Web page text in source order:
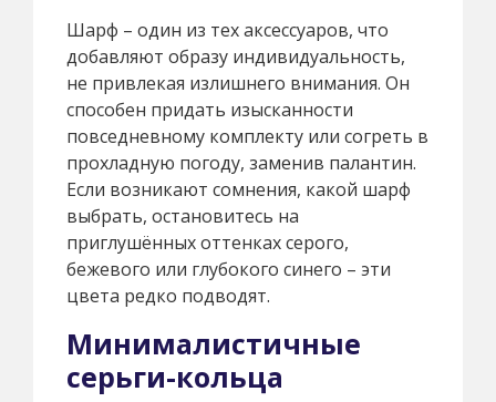
Шарф – один из тех аксессуаров, что
добавляют образу индивидуальность,
не привлекая излишнего внимания. Он
способен придать изысканности
повседневному комплекту или согреть в
прохладную погоду, заменив палантин.
Если возникают сомнения, какой шарф
выбрать, остановитесь на
приглушённых оттенках серого,
бежевого или глубокого синего – эти
цвета редко подводят.
Минималистичные
серьги-кольца